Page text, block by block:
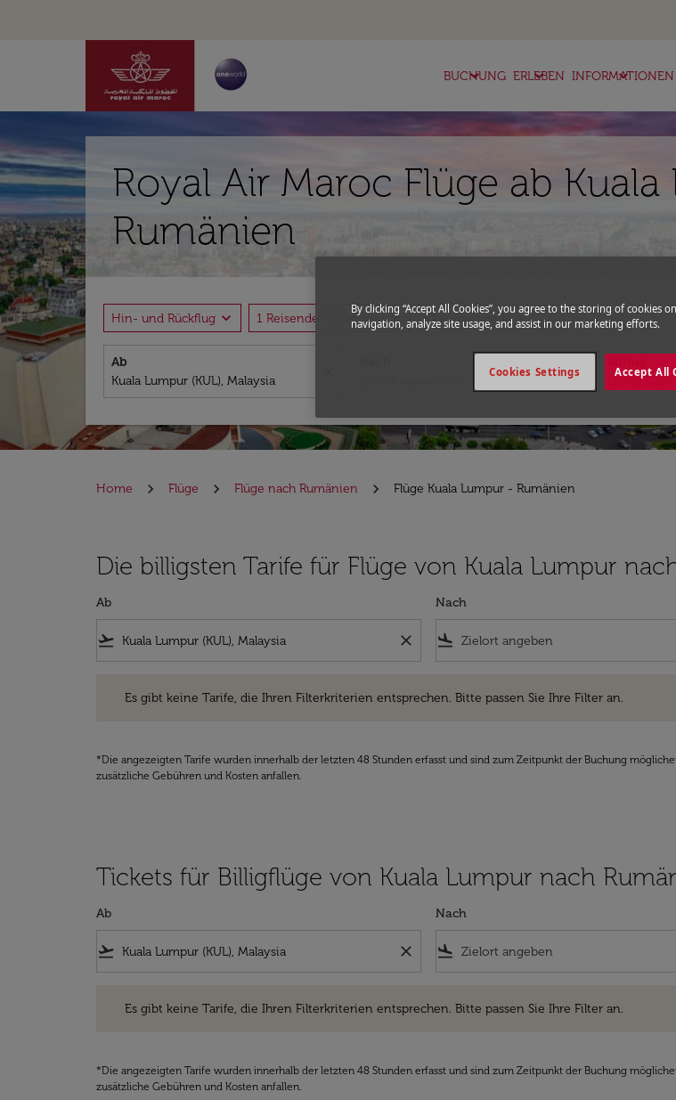
BUCHUNG
keyboard_arrow_down ERLEBEN
keyboard_arrow_down INFORMATIONEN
keyboard_arrow_down
Royal Air Maroc Flüge ab
Rumänien
Hin- und Rückflug expand_more 1 Reisender, Economyexpand_more Gutscheincodeexpand_more
Ab
fc-
15/08/2026
Home Flüge Flüge nach Rumänien Flüge Kuala Lumpur - Rumänien
Die billigsten Tarife für Flüge von Kuala Lumpur
Ab
flight_takeoff close
Nach
flight_land
Es gibt keine Tarife, die Ihren Filterkriterien entsprechen. Bitte passen Sie Ihre Filter an.
*Die angezeigten Tarife wurden innerhalb der letzten 48 Stunden erfasst und sind zum Zeitpunkt der Buchung
zusätzliche Gebühren und Kosten anfallen.
Tickets für Billigflüge von Kuala Lumpur nach
Ab
flight_takeoff close
Nach
flight_land
Es gibt keine Tarife, die Ihren Filterkriterien entsprechen. Bitte passen Sie Ihre Filter an.
*Die angezeigten Tarife wurden innerhalb der letzten 48 Stunden erfasst und sind zum Zeitpunkt der Buchung
zusätzliche Gebühren und Kosten anfallen.
By clicking “Accept All Cookies”, you agree to the storing of cookies
navigation, analyze site usage, and assist in our marketing efforts.
Accept All
Cookies Settings